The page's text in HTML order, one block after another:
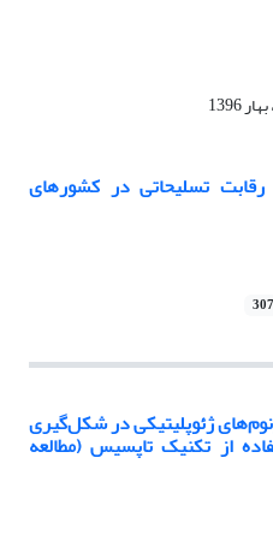
تسلیحاتی در کشورهای
ژئوپلیتیکی در شکل‌گیری
از تکنیک تاپسیس (مطالعه